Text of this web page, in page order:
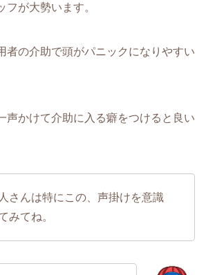
フが大勢います。
者の介助で頭がパニックになりやすい
声かけて介助に入る癖をつけると良い
さんは特にこの、声掛けを意識
みてね。